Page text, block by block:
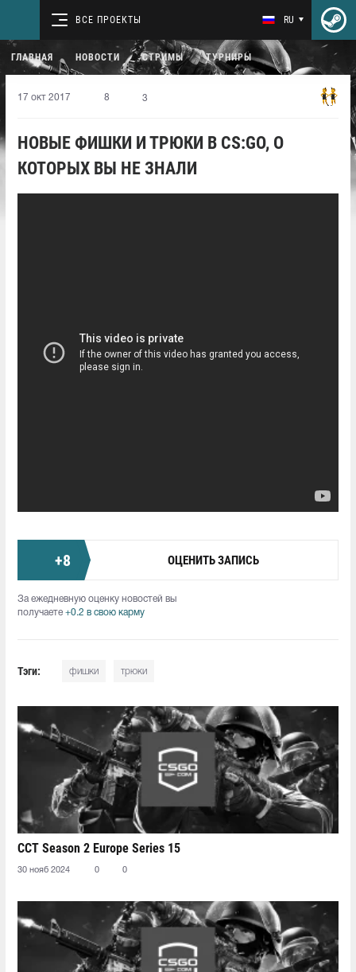
ВСЕ ПРОЕКТЫ RU
ГЛАВНАЯ НОВОСТИ СТРИМЫ ТУРНИРЫ
17 окт 2017 8 3
НОВЫЕ ФИШКИ И ТРЮКИ В CS:GO, О
КОТОРЫХ ВЫ НЕ ЗНАЛИ
+8 ОЦЕНИТЬ ЗАПИСЬ
За ежедневную оценку новостей вы
получаете +0.2 в свою карму
Тэги: фишки трюки
CCT Season 2 Europe Series 15
30 нояб 2024 0 0